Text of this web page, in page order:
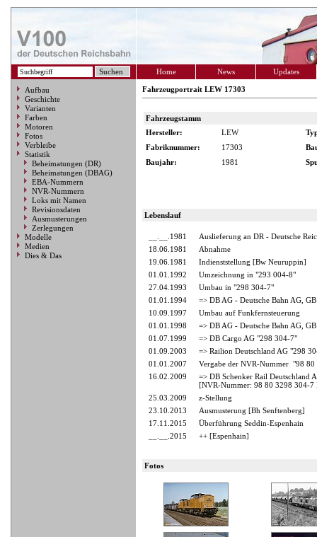
Home News Updates
Aufbau
Geschichte
Varianten
Farben
Motoren
Fotos
Verbleibe
Statistik
Beheimatungen (DR)
Beheimatungen (DBAG)
EBA-Nummern
NVR-Nummern
Loks mit Namen
Revisionsdaten
Ausmusterungen
Zerlegungen
Modelle
Medien
Dies & Das
Fahrzeugportrait LEW 17303
Fahrzeugstamm
Hersteller:
LEW
Fabriknummer:
17303
Baujahr:
1981
Lebenslauf
__.__.1981
Auslieferung an DR - Deutsche
18.06.1981
Abnahme
19.06.1981
Indienststellung [Bw Neuruppin]
01.01.1992
Umzeichnung in "293 004-8"
27.04.1993
Umbau in "298 304-7"
01.01.1994
=> DB AG - Deutsche Bahn AG,
10.09.1997
Umbau auf Funkfernsteuerung
01.01.1998
=> DB AG - Deutsche Bahn AG,
01.07.1999
=> DB Cargo AG "298 304-7"
01.09.2003
=> Railion Deutschland AG "298
01.01.2007
Vergabe der NVR-Nummer "98
16.02.2009
=> DB Schenker Rail Deutschland
[NVR-Nummer: 98 80 3298 304-7
25.03.2009
z-Stellung
23.10.2013
Ausmusterung [Bh Senftenberg]
17.11.2015
Überführung Seddin-Espenhain
__.__.2015
++ [Espenhain]
Fotos